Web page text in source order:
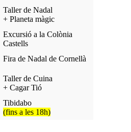
Taller de Nadal
+ Planeta màgic
Excursió a la Colònia
Castells
Fira de Nadal de Cornellà
Taller de Cuina
+ Cagar Tió
Tibidabo
(fins a les 18h)